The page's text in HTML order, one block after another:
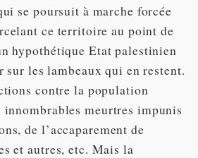
se poursuit à marche forcée
ce territoire au point de
hypothétique Etat palestinien
sur les lambeaux qui en restent.
contre la population
meurtres impunis
de l’accaparement de
et autres, etc. Mais la